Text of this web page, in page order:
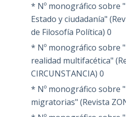
* Nº monográfico sobre
Estado y ciudadanía"
de Filosofía Política) 0
* Nº monográfico sobre
realidad multifacética"
CIRCUNSTANCIA) 0
* Nº monográfico sobre
migratorias" (Revista